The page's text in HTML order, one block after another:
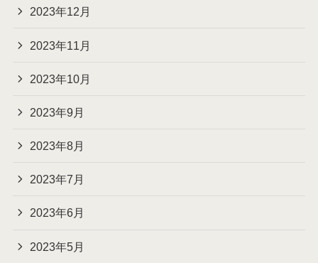
2023年12月
2023年11月
2023年10月
2023年9月
2023年8月
2023年7月
2023年6月
2023年5月